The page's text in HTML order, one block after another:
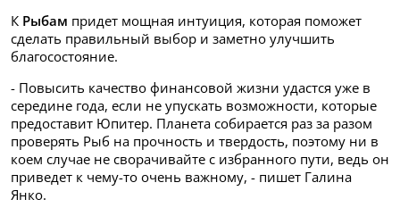
К Рыбам придет мощная интуиция, которая поможет
сделать правильный выбор и заметно улучшить
благосостояние.
- Повысить качество финансовой жизни удастся уже в
середине года, если не упускать возможности, которые
предоставит Юпитер. Планета собирается раз за разом
проверять Рыб на прочность и твердость, поэтому ни в
коем случае не сворачивайте с избранного пути, ведь он
приведет к чему-то очень важному, - пишет Галина
Янко.